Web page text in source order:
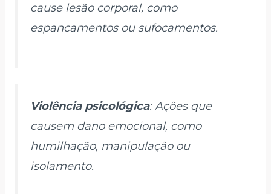
cause lesão corporal, como
espancamentos ou sufocamentos.
Violência psicológica: Ações que
causem dano emocional, como
humilhação, manipulação ou
isolamento.